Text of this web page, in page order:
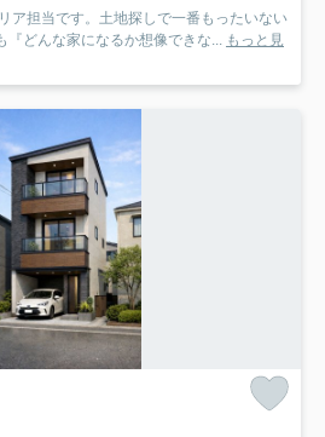
ア担当です。土地探しで一番もったいない
『どんな家になるか想像できな... もっと見